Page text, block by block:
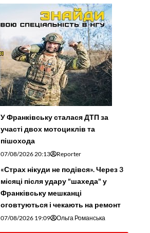
У Франківську сталася ДТП за
участі двох мотоциклів та
пішохода
07/08/2026 20:13 Reporter
«Страх нікуди не подівся». Через 3
місяці після удару "шахеда" у
Франківську мешканці
оговтуються і чекають на ремонт
07/08/2026 19:09 Ольга Романська